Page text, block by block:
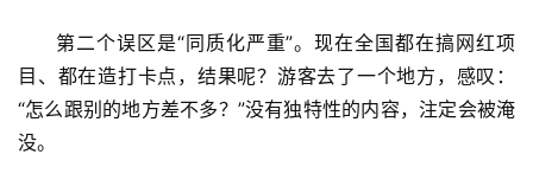
第二个误区是“同质化严重”。现在全国都在搞网红项
目、都在造打卡点，结果呢？游客去了一个地方，感叹：
“怎么跟别的地方差不多？”没有独特性的内容，注定会被淹
没。